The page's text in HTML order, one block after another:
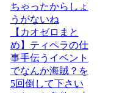
ちゃったからしょ
うがないね
【カオゼロまと
め】ティペラの仕
事手伝うイベント
でなんか海賊？を
5回倒して下さい